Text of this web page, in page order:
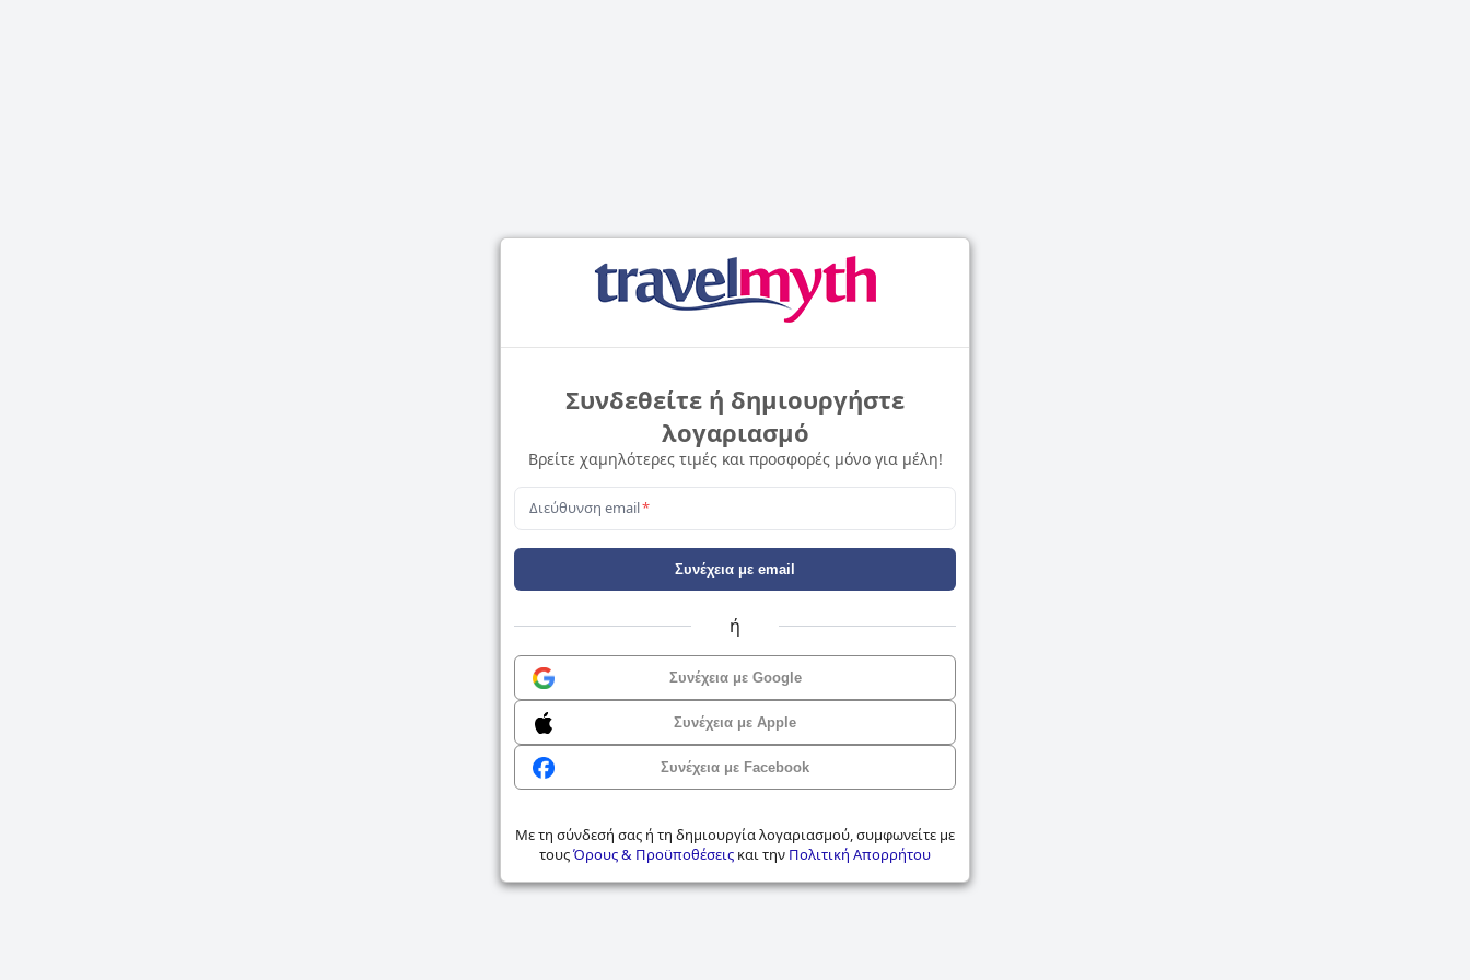
Συνδεθείτε ή δημιουργήστε
λογαριασμό
Βρείτε χαμηλότερες τιμές και προσφορές μόνο για μέλη!
Διεύθυνση email*
Συνέχεια με email
ή
Συνέχεια με Google
Συνέχεια με Apple
Συνέχεια με Facebook
Με τη σύνδεσή σας ή τη δημιουργία λογαριασμού, συμφωνείτε με
τουςΌρους & Προϋποθέσεις και την Πολιτική Απορρήτου